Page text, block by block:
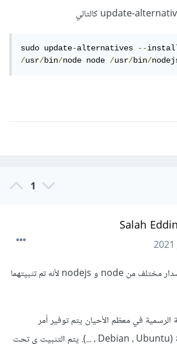
sudo update-alternatives --
/usr/bin/node node /usr/bin/
1
Salah
يمكن أن يكون لديك إصدار مختلف من node و nodejs لأنه تم تثبيتهما
في معظم الأحيان يتم توفير أمر
nodejs بواسطة حزمة (Debian ، Ubuntu ، ...). يتم التثبيت ي تحت